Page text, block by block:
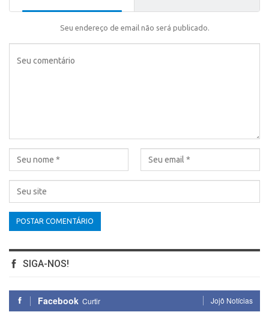
Seu endereço de email não será publicado.
SIGA-NOS!
Facebook Curtir Jojô Notícias